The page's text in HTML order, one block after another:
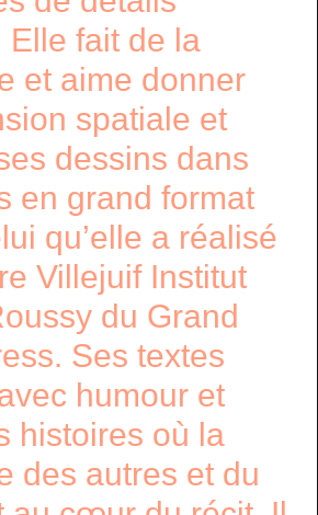
Elle fait de la
et aime donner
spatiale et
dessins dans
en grand format
qu’elle a réalisé
Villejuif Institut
du Grand
Ses textes
humour et
histoires où la
des autres et du